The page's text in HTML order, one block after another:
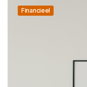
Financieel